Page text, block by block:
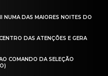
NUMA DAS MAIORES NOITES DO
DAS ATENÇÕES E GERA
COMANDO DA SELEÇÃO